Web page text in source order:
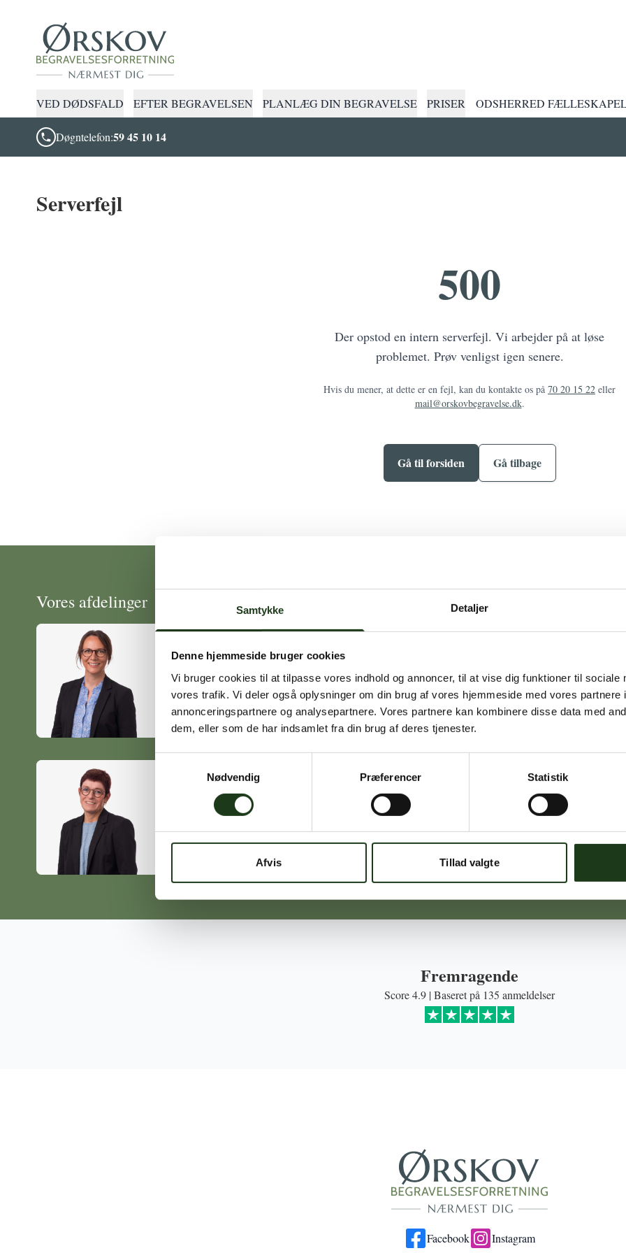
Samtykke Detaljer
Denne hjemmeside bruger cookies
Vi bruger cookies til at tilpasse vores indhold og annoncer, til at vise dig funktioner til sociale
vores trafik. Vi deler også oplysninger om din brug af vores hjemmeside med vores partnere
annonceringspartnere og analysepartnere. Vores partnere kan kombinere disse data med
dem, eller som de har indsamlet fra din brug af deres tjenester.
Samtykkevalg
Nødvendig
Præferencer Statistik
Afvis Tillad valgte
VED DØDSFALD EFTER BEGRAVELSEN PLANLÆG DIN BEGRAVELSE PRISER ODSHERRED
Døgntelefon:59 45 10 14
Serverfejl
500
Der opstod en intern serverfejl. Vi arbejder på at løse
problemet. Prøv venligst igen senere.
Hvis du mener, at dette er en fejl, kan du kontakte os på 70 20 15 22 eller
mail@orskovbegravelse.dk.
Gå til forsiden Gå tilbage
Vores afdelinger
Heidi Ørskov
Holbæk
59 45 10 14
Nykøbing Sj.
59 91 99 77
Birgitte Poulsen
59 31 75 95
Michael Ørskov
59 45 10 14
Fremragende
Score 4.9 | Baseret på 135 anmeldelser
Facebook
Instagram